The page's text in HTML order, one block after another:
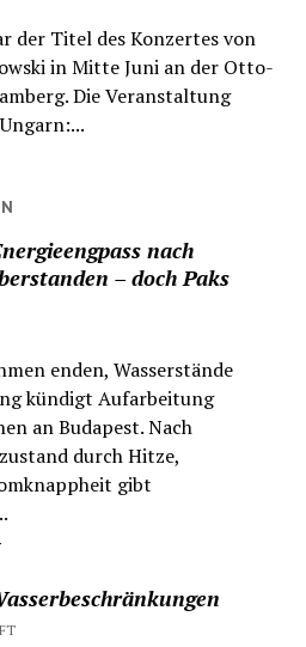
der Titel des Konzertes von
in Mitte Juni an der Otto-
Die Veranstaltung
nach
– doch Paks
enden, Wasserstände
kündigt Aufarbeitung
an Budapest. Nach
durch Hitze,
gibt